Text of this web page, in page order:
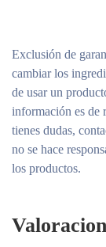
Exclusión de
cambiar los
de usar un
información es de
tienes dudas,
no se hace
los productos.